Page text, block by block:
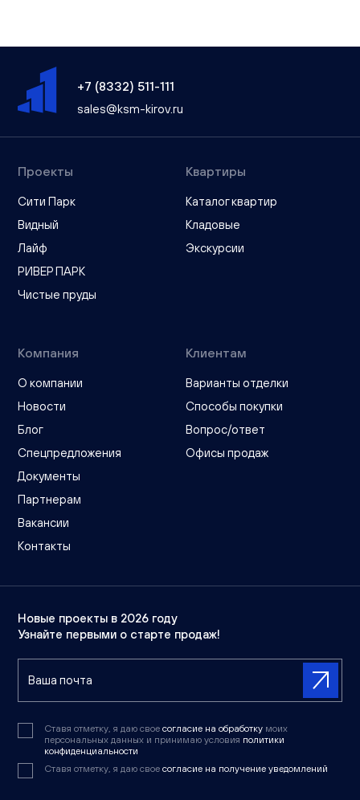
+7 (8332) 511-111
sales@ksm-kirov.ru
Проекты
Сити Парк
Видный
Лайф
РИВЕР ПАРК
Чистые пруды
Квартиры
Каталог квартир
Кладовые
Экскурсии
Компания
О компании
Новости
Блог
Спецпредложения
Документы
Партнерам
Вакансии
Контакты
Клиентам
Варианты отделки
Способы покупки
Вопрос/ответ
Офисы продаж
Новые проекты в 2026 году
Узнайте первыми о старте продаж!
Ставя отметку, я даю свое согласие на обработку моих
персональных данных и принимаю условия политики
конфиденциальности
Ставя отметку, я даю свое согласие на получение уведомлений